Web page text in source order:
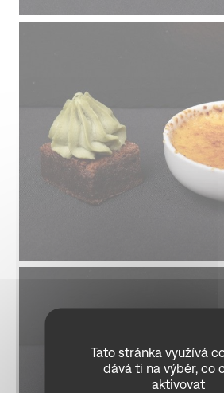
Tato stránka využívá
dává ti na výběr, co
aktivovat